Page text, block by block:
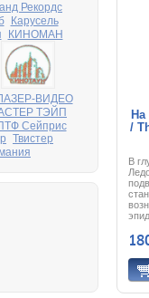
На
/
В
Рекордс
Карусель
КИНОМАН
ВИДЕО
ТЭЙП
Сейприс
Твистер